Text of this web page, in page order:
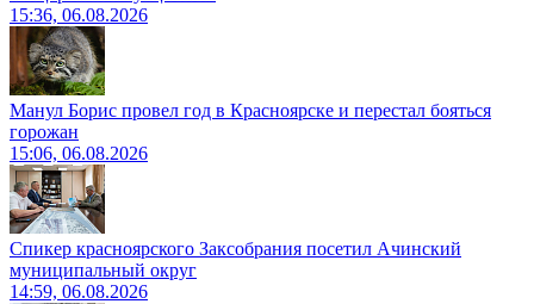
15:36, 06.08.2026
Манул Борис провел год в Красноярске и перестал бояться
горожан
15:06, 06.08.2026
Спикер красноярского Заксобрания посетил Ачинский
муниципальный округ
14:59, 06.08.2026